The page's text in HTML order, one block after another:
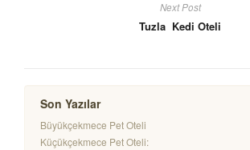
Next Post
Tuzla Kedi Oteli
Son Yazılar
Büyükçekmece Pet Oteli
Küçükçekmece Pet Oteli: